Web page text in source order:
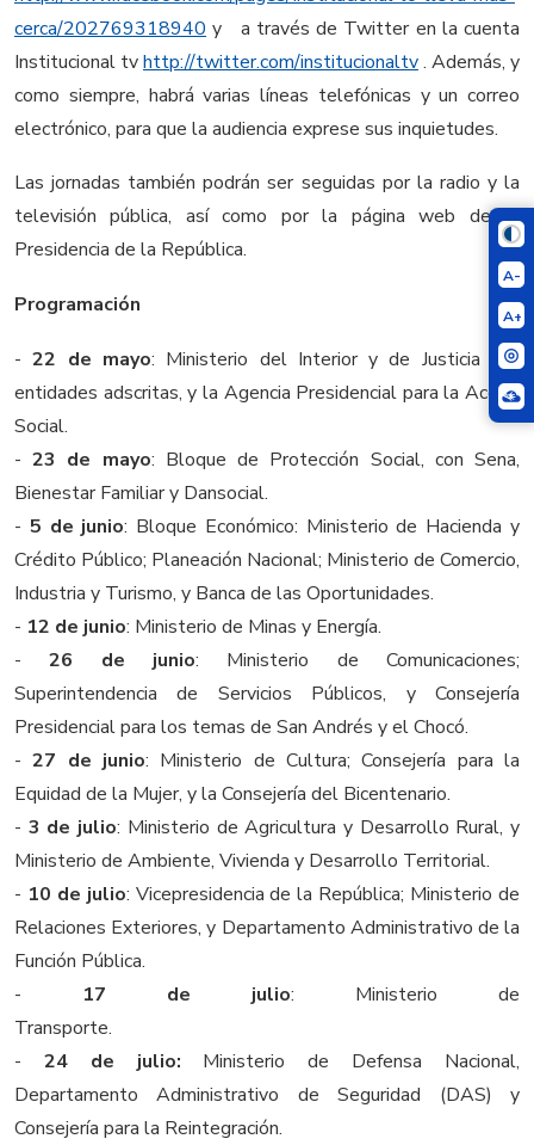
A-
A+
cerca/202769318940 y a través de Twitter en la cuenta
Institucional tvhttp://twitter.com/institucionaltv. Además, y
como siempre, habrá varias líneas telefónicas y un correo
electrónico, para que la audiencia exprese sus inquietudes.
Las jornadas también podrán ser seguidas por la radio y la
televisión pública, así como por la página web de la
Presidencia de la República.
Programación
-22 de mayo: Ministerio del Interior y de Justicia con
entidades adscritas, y la Agencia Presidencial para la Acción
Social.
-23 de mayo: Bloque de Protección Social, con Sena,
Bienestar Familiar y Dansocial.
- 5 de junio: Bloque Económico: Ministerio de Hacienda y
Crédito Público; Planeación Nacional; Ministerio de Comercio,
Industria y Turismo, y Banca de las Oportunidades.
- 12 de junio: Ministerio de Minas y Energía.
-26 de junio: Ministerio de Comunicaciones;
Superintendencia de Servicios Públicos, y Consejería
Presidencial para los temas de San Andrés y el Chocó.
-27 de junio: Ministerio de Cultura; Consejería para la
Equidad de la Mujer, y la Consejería del Bicentenario.
- 3 de julio: Ministerio de Agricultura y Desarrollo Rural, y
Ministerio de Ambiente, Vivienda y Desarrollo Territorial.
- 10 de julio: Vicepresidencia de la República; Ministerio de
Relaciones Exteriores, y Departamento Administrativo de la
Función Pública.
- 17 de julio: Ministerio de
Transporte.
- 24 de julio: Ministerio de Defensa Nacional,
Departamento Administrativo de Seguridad (DAS) y
Consejería para la Reintegración.